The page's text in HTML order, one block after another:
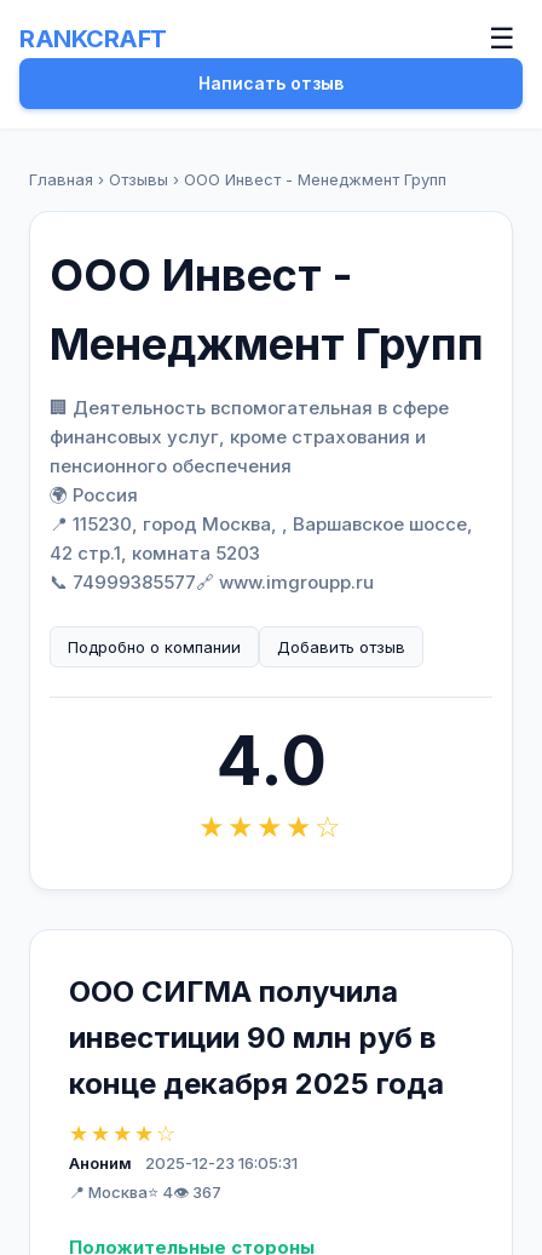
RANKCRAFT ☰
Написать отзыв
Главная › Отзывы › ООО Инвест - Менеджмент Групп
ООО Инвест -
Менеджмент Групп
🏢 Деятельность вспомогательная в сфере
финансовых услуг, кроме страхования и
пенсионного обеспечения
🌍 Россия
📍 115230, город Москва, , Варшавское шоссе,
42 стр.1, комната 5203
📞 74999385577🔗 www.imgroupp.ru
Подробно о компании Добавить отзыв
4.0
★★★★☆
ООО СИГМА получила
инвестиции 90 млн руб в
конце декабря 2025 года
★★★★☆
Аноним
2025-12-23 16:05:31
📍 Москва⭐ 4👁️ 367
Положительные стороны